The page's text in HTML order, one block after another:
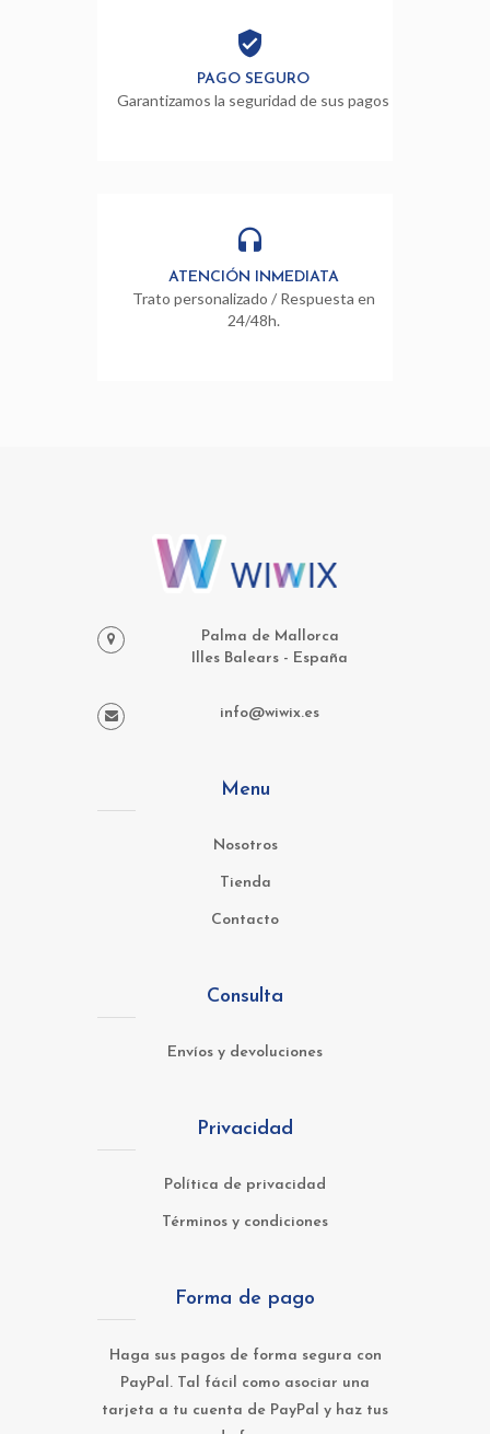
PAGO SEGURO
Garantizamos la seguridad de sus pagos
ATENCIÓN INMEDIATA
Trato personalizado / Respuesta en
24/48h.
Palma de Mallorca
Illes Balears - España
info@wiwix.es
Menu
Nosotros
Tienda
Contacto
Consulta
Envíos y devoluciones
Privacidad
Política de privacidad
Términos y condiciones
Forma de pago
Haga sus pagos de forma segura con
PayPal. Tal fácil como asociar una
tarjeta a tu cuenta de PayPal y haz tus